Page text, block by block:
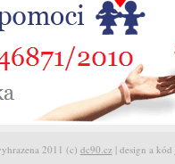
2011 (c) dc90.cz| design a kód